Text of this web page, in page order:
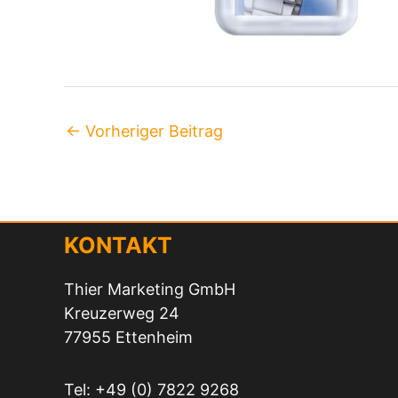
← Vorheriger Beitrag
KONTAKT
Thier Marketing GmbH
Kreuzerweg 24
77955 Ettenheim
Tel: +49 (0) 7822 9268